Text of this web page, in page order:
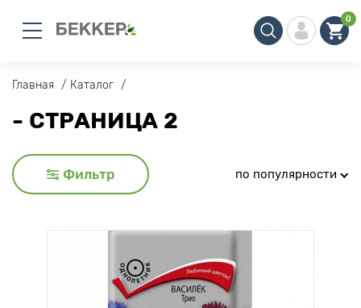
0
Главная Каталог
- СТРАНИЦА 2
Фильтр по популярности